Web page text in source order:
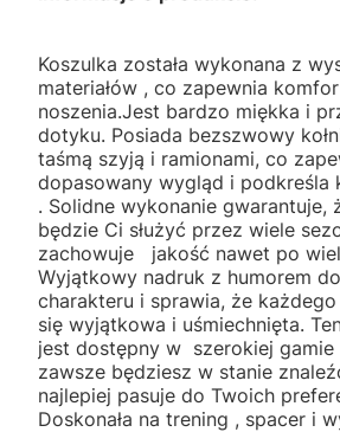
Koszulka została wykonana z
materiałów , co zapewnia
noszenia.Jest bardzo miękka i
dotyku. Posiada bezszwowy
taśmą szyją i ramionami, co
dopasowany wygląd i podkreśla
. Solidne wykonanie gwarantuje,
będzie Ci służyć przez wiele
zachowuje jakość nawet po
Wyjątkowy nadruk z humorem
charakteru i sprawia, że
się wyjątkowa i uśmiechnięta.
jest dostępny w szerokiej gamie
zawsze będziesz w stanie
najlepiej pasuje do Twoich
Doskonała na trening , spacer i